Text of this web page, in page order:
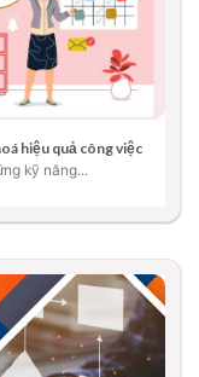
hiệu quả công việc
kỹ năng...